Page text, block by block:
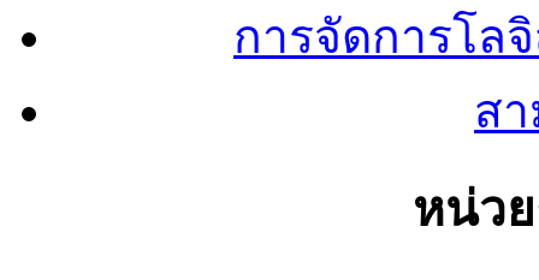
การจัดการโล
ส
หน่ว